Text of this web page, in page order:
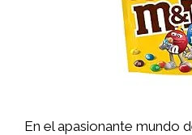
En el apasionante mundo